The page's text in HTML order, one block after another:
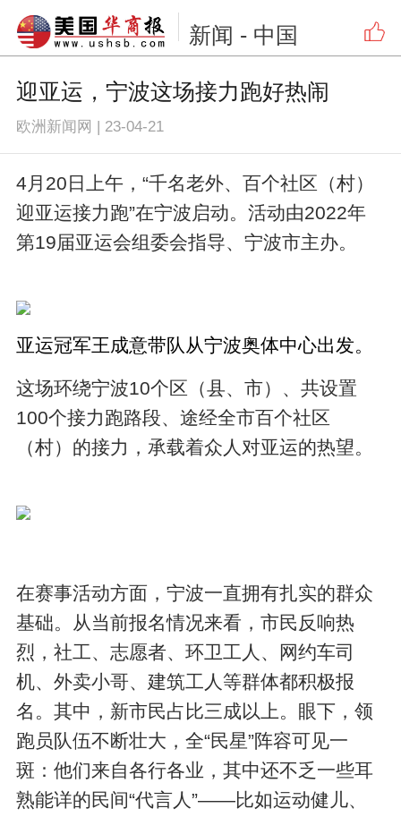
新闻 - 中国
迎亚运，宁波这场接力跑好热闹
欧洲新闻网 | 23-04-21
4月20日上午，“千名老外、百个社区（村）
迎亚运接力跑”在宁波启动。活动由2022年
第19届亚运会组委会指导、宁波市主办。
亚运冠军王成意带队从宁波奥体中心出发。
这场环绕宁波10个区（县、市）、共设置
100个接力跑路段、途经全市百个社区
（村）的接力，承载着众人对亚运的热望。
在赛事活动方面，宁波一直拥有扎实的群众
基础。从当前报名情况来看，市民反响热
烈，社工、志愿者、环卫工人、网约车司
机、外卖小哥、建筑工人等群体都积极报
名。其中，新市民占比三成以上。眼下，领
跑员队伍不断壮大，全“民星”阵容可见一
斑：他们来自各行各业，其中还不乏一些耳
熟能详的民间“代言人”——比如运动健儿、